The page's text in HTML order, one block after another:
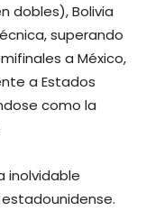
dobles), Bolivia
superando
a México,
a Estados
como la
inolvidable